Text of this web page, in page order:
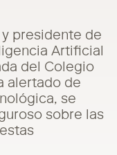
presidente de
Artificial
del Colegio
alertado de
se
sobre las